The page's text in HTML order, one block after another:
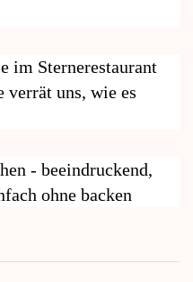
im Sternerestaurant
verrät uns, wie es
- beeindruckend,
ohne backen